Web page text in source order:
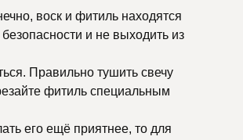
воск и фитиль находятся
и не выходить из
Правильно тушить свечу
фитиль специальным
его ещё приятнее, то для